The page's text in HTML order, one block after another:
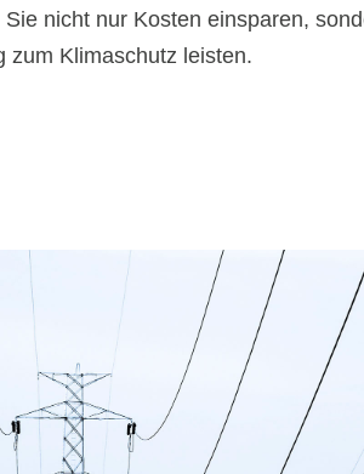
nicht nur Kosten einsparen,
zum Klimaschutz leisten.